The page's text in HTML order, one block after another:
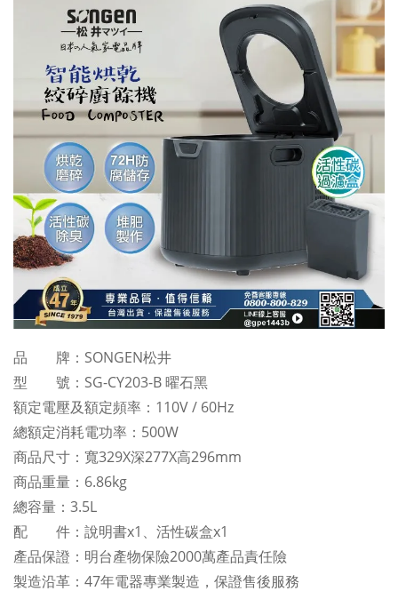
品 牌：SONGEN松井
型 號：SG-CY203-B 曜石黑
額定電壓及額定頻率：110V / 60Hz
總額定消耗電功率：500W
商品尺寸：寬329X深277X高296mm
商品重量：6.86kg
總容量：3.5L
配 件：說明書x1、活性碳盒x1
產品保證：明台產物保險2000萬產品責任險
製造沿革：47年電器專業製造，保證售後服務